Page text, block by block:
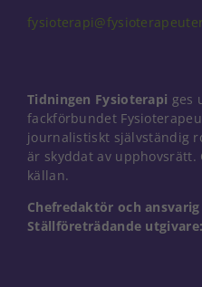
Tidningen Fysioterapi ges
fackförbundet
journalistiskt självständig
är skyddat av upphovsrätt.
källan.
Chefredaktör och
Ställföreträdande utgivare: